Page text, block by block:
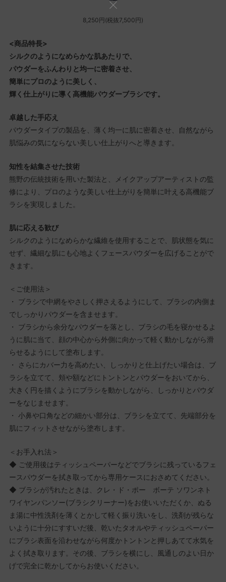
8,250円(税抜7,500円)
<商品特長>
シルクのようになめらかな肌あたりで、
パウダーをふんわりと均一に密着させ、
簡単にプロのように美しく、
輝く仕上がりに導く高機能パウダーブラシです。
卓越した手応え
パウダータイプの製品を、薄く均一に肌に密着させ、自然ながら
肌悩みの気にならない美しい仕上がりへと導きます。
知性を結集させた技術
熊野の伝統技術を用いた製法と、メイクアップアーティストの監
修により、プロのような美しい仕上がりを簡単に叶える高機能ブ
ラシを実現しました。
肌に応える歓び
シルクのようになめらかな繊維を使用することで、肌状態を気に
せず、繊細な肌にも心地よくフェースパウダーを広げることがで
きます。
＜ご使用法＞
・ ブラシで中網をやさしく押さえるようにして、ブラシの内側ま
でしっかりパウダーを含ませます。
・ ブラシから余分なパウダーを落とし、ブラシの毛を寝かせるよ
うに肌に当て、顔の中心から外側に向かって軽く動かしながら滑
らせるようにして塗布します。
・ さらにカバー力を高めたい、しっかりと仕上げたい場合は、ブ
ラシを立てて、頬や額などにトントンとパウダーをおいてから、
大きく円を描くようにブラシを動かしながら、しっかりとパウダ
ーをなじませます。
・ 小鼻や口角などの細かい部分は、ブラシを立てて、先端部分を
肌にフィットさせながら塗布します。
＜お手入れ法＞
◆ ご使用後はティッシュペーパーなどでブラシに残っているフェ
ースパウダーを拭き取ってから専用ケースにおさめてください。
◆ ブラシが汚れたときは、クレ・ド・ポー ボーテ ソワンネト
ワイヤンパンソー(ブラシクリーナー)をお使いいただくか、ぬる
ま湯に中性洗剤を薄くとかして軽く振り洗いをし、洗剤が残らな
いように十分にすすいだ後、乾いたタオルやティッシュペーパー
にブラシ表面を沿わせながら何度かトントンと押しあてて水気を
よく拭き取ります。その後、ブラシを横にし、風通しのよい日か
げで完全に乾かしてからお使いください。